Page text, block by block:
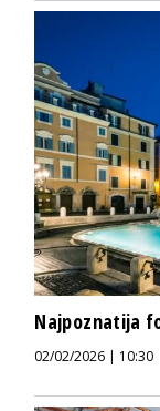
Najpoznatija
02/02/2026 | 10:30